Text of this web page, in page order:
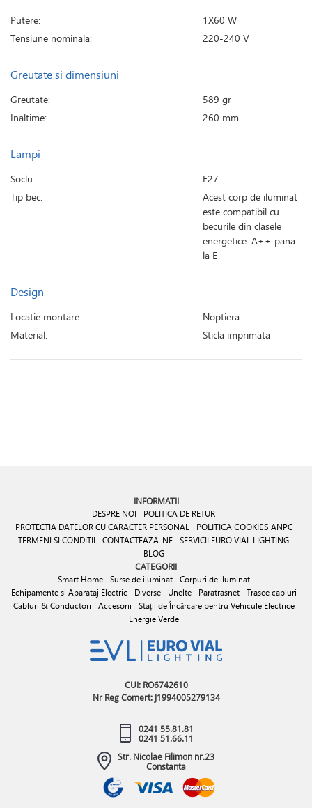
Putere:
1X60 W
Tensiune nominala:
220-240 V
Greutate si dimensiuni
Greutate:
589 gr
Inaltime:
260 mm
Lampi
Soclu:
E27
Tip bec:
Acest corp de iluminat
este compatibil cu
becurile din clasele
energetice: A++ pana
la E
Design
Locatie montare:
Noptiera
Material:
Sticla imprimata
INFORMATII
DESPRE NOI
POLITICA DE RETUR
PROTECTIA DATELOR CU CARACTER PERSONAL
POLITICA COOKIES ANPC
TERMENI SI CONDITII
CONTACTEAZA-NE SERVICII EURO VIAL LIGHTING
BLOG
CATEGORII
Smart Home Surse de iluminat
Corpuri de iluminat
Echipamente si Aparataj Electric
Diverse Unelte Paratrasnet
Trasee cabluri
Cabluri & Conductori
Accesorii
Stații de Încărcare pentru Vehicule Electrice
Energie Verde
CUI: RO6742610
Nr Reg Comert: J1994005279134
0241 55.81.81
0241 51.66.11
Str. Nicolae Filimon nr.23
Constanta